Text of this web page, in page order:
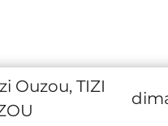
Ouzou, TIZI